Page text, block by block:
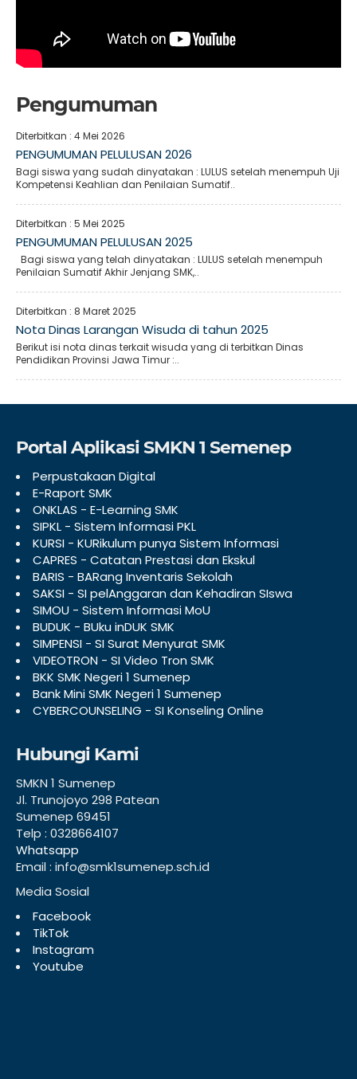
Pengumuman
Diterbitkan : 4 Mei 2026
PENGUMUMAN PELULUSAN 2026
Bagi siswa yang sudah dinyatakan : LULUS setelah menempuh Uji
Kompetensi Keahlian dan Penilaian Sumatif..
Diterbitkan : 5 Mei 2025
PENGUMUMAN PELULUSAN 2025
Bagi siswa yang telah dinyatakan : LULUS setelah menempuh
Penilaian Sumatif Akhir Jenjang SMK,..
Diterbitkan : 8 Maret 2025
Nota Dinas Larangan Wisuda di tahun 2025
Berikut isi nota dinas terkait wisuda yang di terbitkan Dinas
Pendidikan Provinsi Jawa Timur :..
Portal Aplikasi SMKN 1 Semenep
Perpustakaan Digital
E-Raport SMK
ONKLAS - E-Learning SMK
SIPKL - Sistem Informasi PKL
KURSI - KURikulum punya Sistem Informasi
CAPRES - Catatan Prestasi dan Ekskul
BARIS - BARang Inventaris Sekolah
SAKSI - SI pelAnggaran dan Kehadiran SIswa
SIMOU - Sistem Informasi MoU
BUDUK - BUku inDUK SMK
SIMPENSI - SI Surat Menyurat SMK
VIDEOTRON - SI Video Tron SMK
BKK SMK Negeri 1 Sumenep
Bank Mini SMK Negeri 1 Sumenep
CYBERCOUNSELING - SI Konseling Online
Hubungi Kami
SMKN 1 Sumenep
Jl. Trunojoyo 298 Patean
Sumenep 69451
Telp : 0328664107
Whatsapp
Email : info@smk1sumenep.sch.id
Media Sosial
Facebook
TikTok
Instagram
Youtube